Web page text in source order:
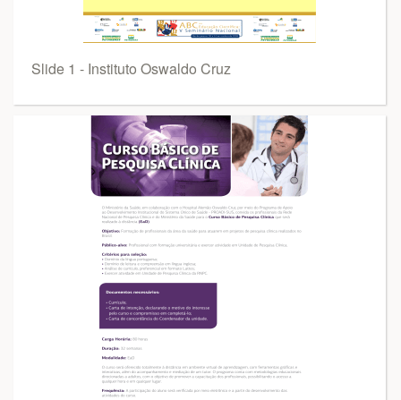
Slide 1 - Instituto Oswaldo Cruz